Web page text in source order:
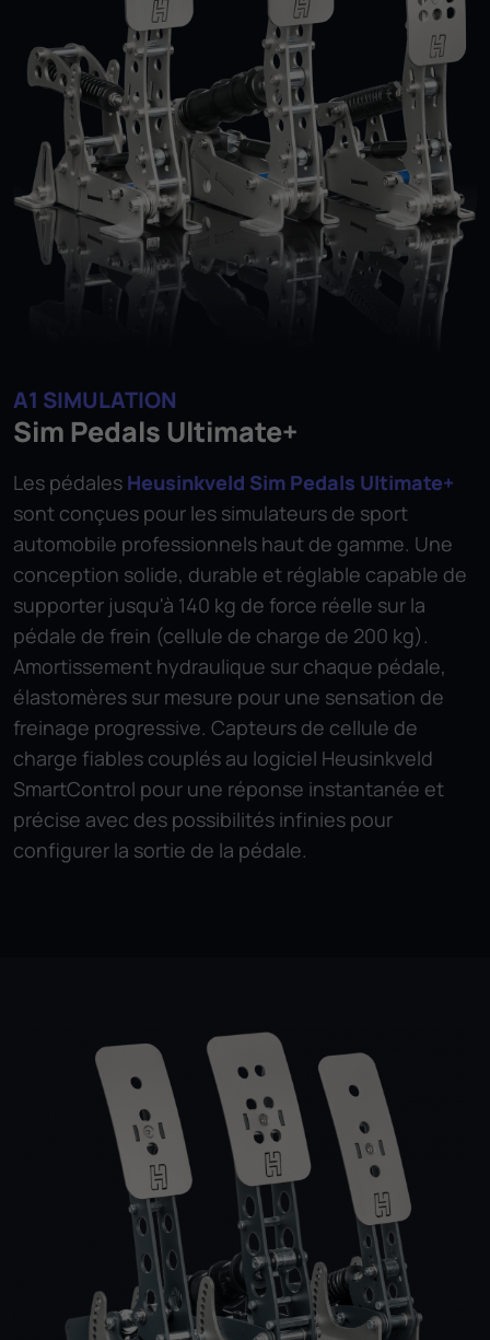
A1 SIMULATION
Sim Pedals Ultimate+
Les pédales Heusinkveld Sim Pedals Ultimate+
sont conçues pour les simulateurs de sport
automobile professionnels haut de gamme. Une
conception solide, durable et réglable capable de
supporter jusqu'à 140 kg de force réelle sur la
pédale de frein (cellule de charge de 200 kg).
Amortissement hydraulique sur chaque pédale,
élastomères sur mesure pour une sensation de
freinage progressive. Capteurs de cellule de
charge fiables couplés au logiciel Heusinkveld
SmartControl pour une réponse instantanée et
précise avec des possibilités infinies pour
configurer la sortie de la pédale.